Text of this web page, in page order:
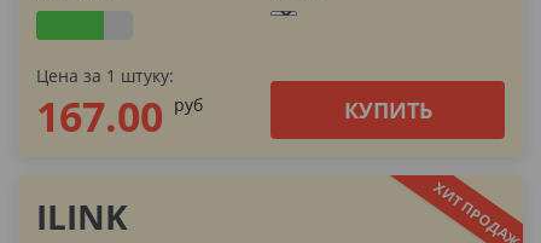
Цена за 1 штуку:
167.00 pуб КУПИТЬ
ILINK